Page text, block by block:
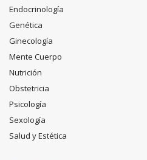
Endocrinología
Genética
Ginecología
Mente Cuerpo
Nutrición
Obstetricia
Psicología
Sexología
Salud y Estética